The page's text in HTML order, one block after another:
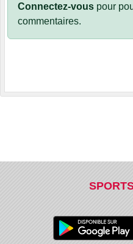
Connectez-vous pour
commentaires.